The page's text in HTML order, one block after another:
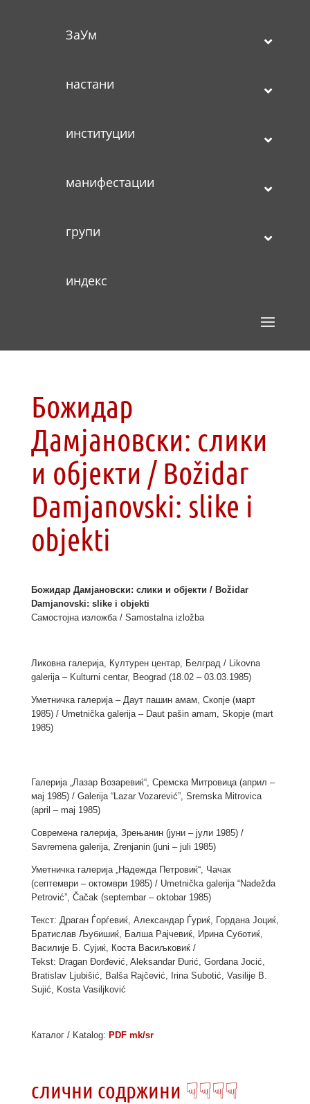
ЗаУм
настани
институции
манифестации
групи
индекс
Божидар
Дамјановски: слики
и објекти / Božidar
Damjanovski: slike i
objekti
Божидар Дамјановски: слики и објекти / Božidar
Damjanovski: slike i objekti
Самостојна изложба / Samostalna izložba
Ликовна галерија, Културен центар, Белград / Likovna
galerija – Kulturni centar, Beograd (18.02 – 03.03.1985)
Уметничка галерија – Даут пашин амам, Скопје (март
1985) / Umetnička galerija – Daut pašin amam, Skopje (mart
1985)
Галерија „Лазар Возаревиќ“, Сремска Митровица (април –
мај 1985) / Galerija “Lazar Vozarević”, Sremska Mitrovica
(april – maj 1985)
Современа галерија, Зрењанин (јуни – јули 1985) /
Savremena galerija, Zrenjanin (juni – juli 1985)
Уметничка галерија „Надежда Петровиќ“, Чачак
(септември – октомври 1985) / Umetnička galerija “Nadežda
Petrović”, Čačak (septembar – oktobar 1985)
Текст: Драган Ѓорѓевиќ, Александар Ѓуриќ, Гордана Јоциќ,
Братислав Љубишиќ, Балша Рајчевиќ, Ирина Суботиќ,
Василије Б. Сујиќ, Коста Васиљковиќ /
Tekst: Dragan Đorđević, Aleksandar Đurić, Gordana Jocić,
Bratislav Ljubišić, Balša Rajčević, Irina Subotić, Vasilije B.
Sujić, Kosta Vasiljković
Каталог / Katalog: PDF mk/sr
слични содржини ☟☟☟☟